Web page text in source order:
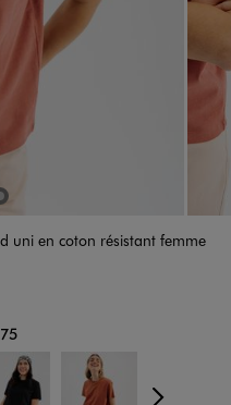
44
4 Sur 4
uni en coton résistant femme